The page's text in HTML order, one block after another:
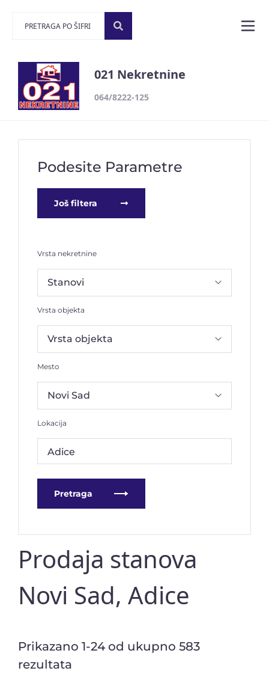
021 Nekretnine
064/8222-125
Podesite Parametre
Još filtera
Vrsta nekretnine
Vrsta objekta
Mesto
Lokacija
Adice
Pretraga
Prodaja stanova
Novi Sad, Adice
Prikazano 1-24 od ukupno 583
rezultata